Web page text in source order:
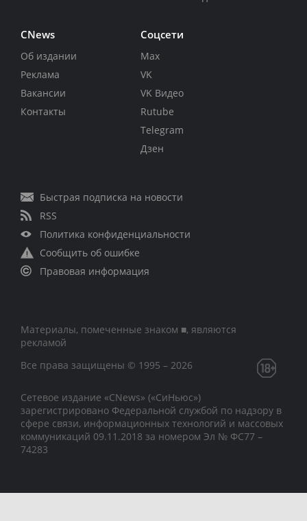
CNews
Об издании
Реклама
Вакансии
Контакты
Соцсети
Max
VK
VK Видео
Rutube
Telegram
Дзен
Быстрая подписка на новости
RSS
Политика конфиденциальности
Сообщить об ошибке
Правовая информация
Материалы, помеченные знаком ■, являются
рекламой
Все права защищены © 1995 – 2026
Сетевое издание «CNews» («СиНьюс»)
зарегистрировано Федеральной службой по надзору в
сфере связи, информационных технологий и массовых
коммуникаций 09.11.2018 за номером Эл № ФС77 –
74283